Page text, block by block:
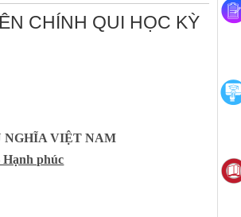
CHÍNH QUI HỌC KỲ
NGHĨA VIỆT NAM
phúc